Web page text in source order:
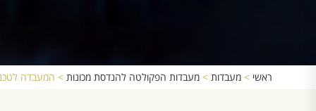
ראשי > מעבדות > מעבדות הפקולטה להנדסת מכונות > המעבדה